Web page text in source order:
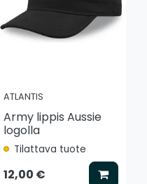
ATLANTIS
Army lippis Aussie
logolla
Tilattava tuote
12,00 € Lisää